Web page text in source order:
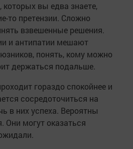
вы едва знаете,
то претензии. Сложно
взвешенные решения.
и антипатии мешают
понять, кому можно
держаться подальше.
гораздо спокойнее и
сосредоточиться на
в них успеха. Вероятны
Они могут оказаться